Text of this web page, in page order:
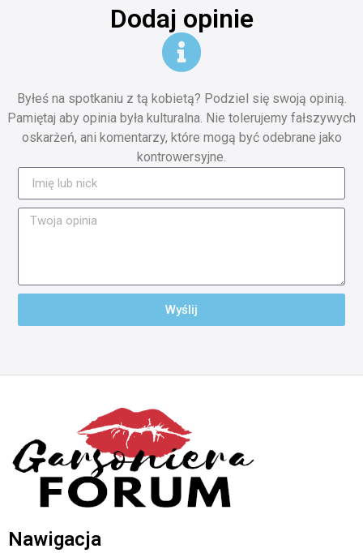
Dodaj opinie
Byłeś na spotkaniu z tą kobietą? Podziel się swoją opinią.
Pamiętaj aby opinia była kulturalna. Nie tolerujemy fałszywych
oskarżeń, ani komentarzy, które mogą być odebrane jako
kontrowersyjne.
Wyślij
Nawigacja